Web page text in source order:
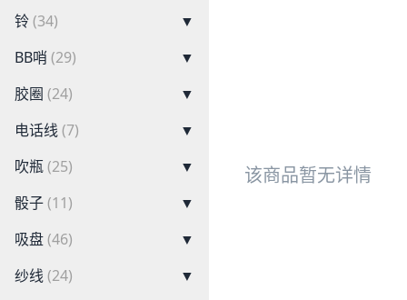
铃(34)
▼
BB哨 (29)
▼
胶圈 (24)
▼
电话线(7)
▼
吹瓶(25)
▼
骰子(11)
▼
吸盘(46)
▼
纱线(24)
▼
该商品暂无详情